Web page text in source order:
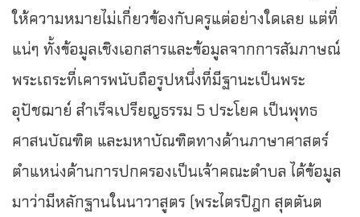
ให้ความหมายไม่เกี่ยวข้องกับครูแต่อย่างใดเลย แต่ที่
แน่ๆ ทั้งข้อมูลเชิงเอกสารและข้อมูลจากการสัมภาษณ์
พระเถระที่เคารพนับถือรูปหนึ่งที่มีฐานะเป็นพระ
อุปัชฌาย์ สำเร็จเปรียญธรรม 5 ประโยค เป็นพุทธ
ศาสนบัณฑิต และมหาบัณฑิตทางด้านภาษาศาสตร์
ตำแหน่งด้านการปกครองเป็นเจ้าคณะตำบล ได้ข้อมูล
มาว่ามีหลักฐานในนาวาสูตร (พระไตรปิฎก สุตตันต